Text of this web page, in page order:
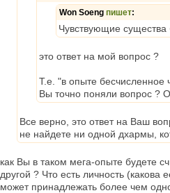
Won Soeng пишет:
Чувствующие существа
это ответ на мой вопрос ?
Т.е. "в опыте бесчисленное
Вы точно поняли вопрос ?
Все верно, это ответ на Ваш
не найдете ни одной дхармы,
как Вы в таком мега-опыте будете
другой ? Что есть личность
может принадлежать более чем